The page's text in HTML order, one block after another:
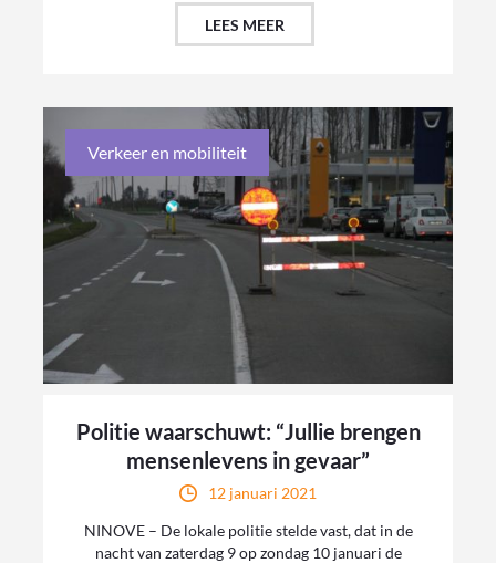
LEES MEER
Verkeer en mobiliteit
Politie waarschuwt: “Jullie brengen
mensenlevens in gevaar”
12 januari 2021
NINOVE – De lokale politie stelde vast, dat in de
nacht van zaterdag 9 op zondag 10 januari de